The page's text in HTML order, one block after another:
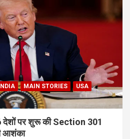
MAIN STORIES
USA
देशों पर शुरू की Section 301
आशंका